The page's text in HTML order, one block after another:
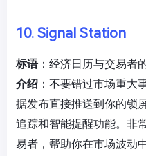
10. Signal Station
标语：经济日历与交易者
介绍 ：不要错过市场重大
据发布直接推送到你的锁
追踪和智能提醒功能。非
易者，帮助你在市场波动